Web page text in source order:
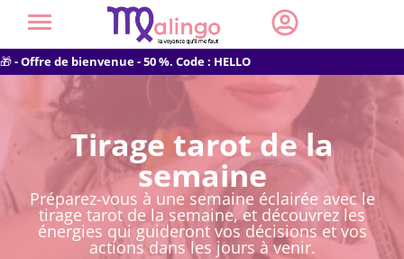
🎁- Offre de bienvenue - 50 %. Code : HELLO
Tirage tarot de la
semaine
Préparez-vous à une semaine éclairée avec le
tirage tarot de la semaine, et découvrez les
énergies qui guideront vos décisions et vos
actions dans les jours à venir.